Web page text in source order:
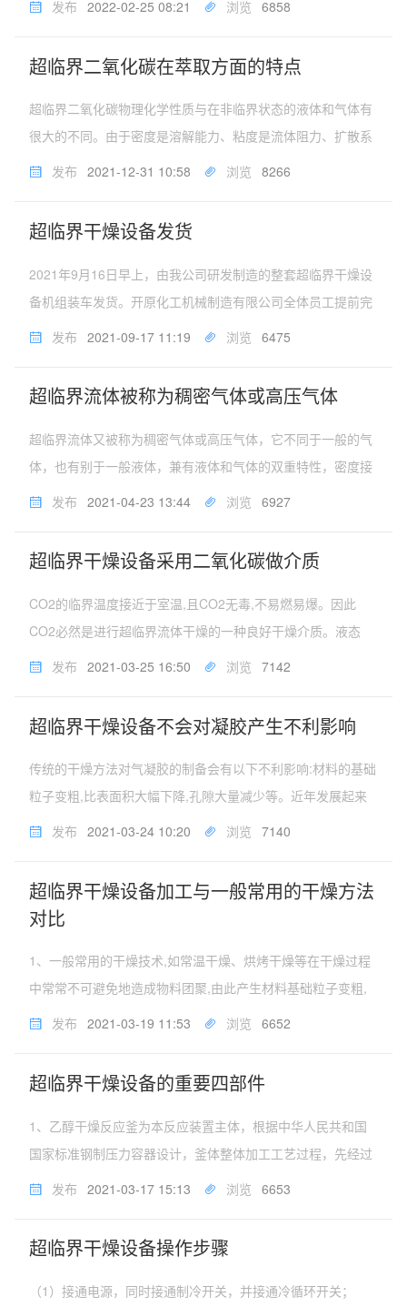
分离浓缩为一体，在萃取的...
发布 2022-02-25 08:21 浏览 6858
超临界二氧化碳在萃取方面的特点
超临界二氧化碳物理化学性质与在非临界状态的液体和气体有
很大的不同。由于密度是溶解能力、粘度是流体阻力、扩散系
数是传质速率高低的主要参数，因此超临界二氧化碳的特殊性
临界二氧化碳的粘度是液体...
发布 2021-12-31 10:58 浏览 8266
超临界干燥设备发货
2021年9月16日早上，由我公司研发制造的整套超临界干燥设
备机组装车发货。开原化工机械制造有限公司全体员工提前完
成三季度生产任务，共同迎接四季度生产任务。...
发布 2021-09-17 11:19 浏览 6475
超临界流体被称为稠密气体或高压气体
超临界流体又被称为稠密气体或高压气体，它不同于一般的气
体，也有别于一般液体，兼有液体和气体的双重特性，密度接
近于液体，粘度和扩散系数接近于气体，渗透性好，与液体溶
过程的实现。超临界流体设...
发布 2021-04-23 13:44 浏览 6927
超临界干燥设备采用二氧化碳做介质
CO2的临界温度接近于室温,且CO2无毒,不易燃易爆。因此
CO2必然是进行超临界流体干燥的一种良好干燥介质。液态
CO2置换超临界干燥法是用CO2取代有机溶剂作为干燥介质进
发布 2021-03-25 16:50 浏览 7142
超临界干燥设备不会对凝胶产生不利影响
传统的干燥方法对气凝胶的制备会有以下不利影响:材料的基础
粒子变粗,比表面积大幅下降,孔隙大量减少等。近年发展起来
的超临界流体干燥技术则不会产生这一类的不利影响。气凝胶
凝胶具有独特的纳米结...
发布 2021-03-24 10:20 浏览 7140
超临界干燥设备加工与一般常用的干燥方法
对比
1、一般常用的干燥技术,如常温干燥、烘烤干燥等在干燥过程
中常常不可避免地造成物料团聚,由此产生材料基础粒子变粗,
比表面急剧下降以及孔隙大量减少等结果,这对于纳米材料的获
近年来发展起来的化...
发布 2021-03-19 11:53 浏览 6652
超临界干燥设备的重要四部件
1、乙醇干燥反应釜为本反应装置主体，根据中华人民共和国
国家标准钢制压力容器设计，釜体整体加工工艺过程，先经过
整体锻压工艺形成毛坯，然后热处理保证反应釜的耐压耐温、
的强度和耐腐蚀性，釜体整...
发布 2021-03-17 15:13 浏览 6653
超临界干燥设备操作步骤
（1）接通电源，同时接通制冷开关，并接通冷循环开关；